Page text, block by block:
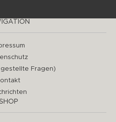
gestellte Fragen)